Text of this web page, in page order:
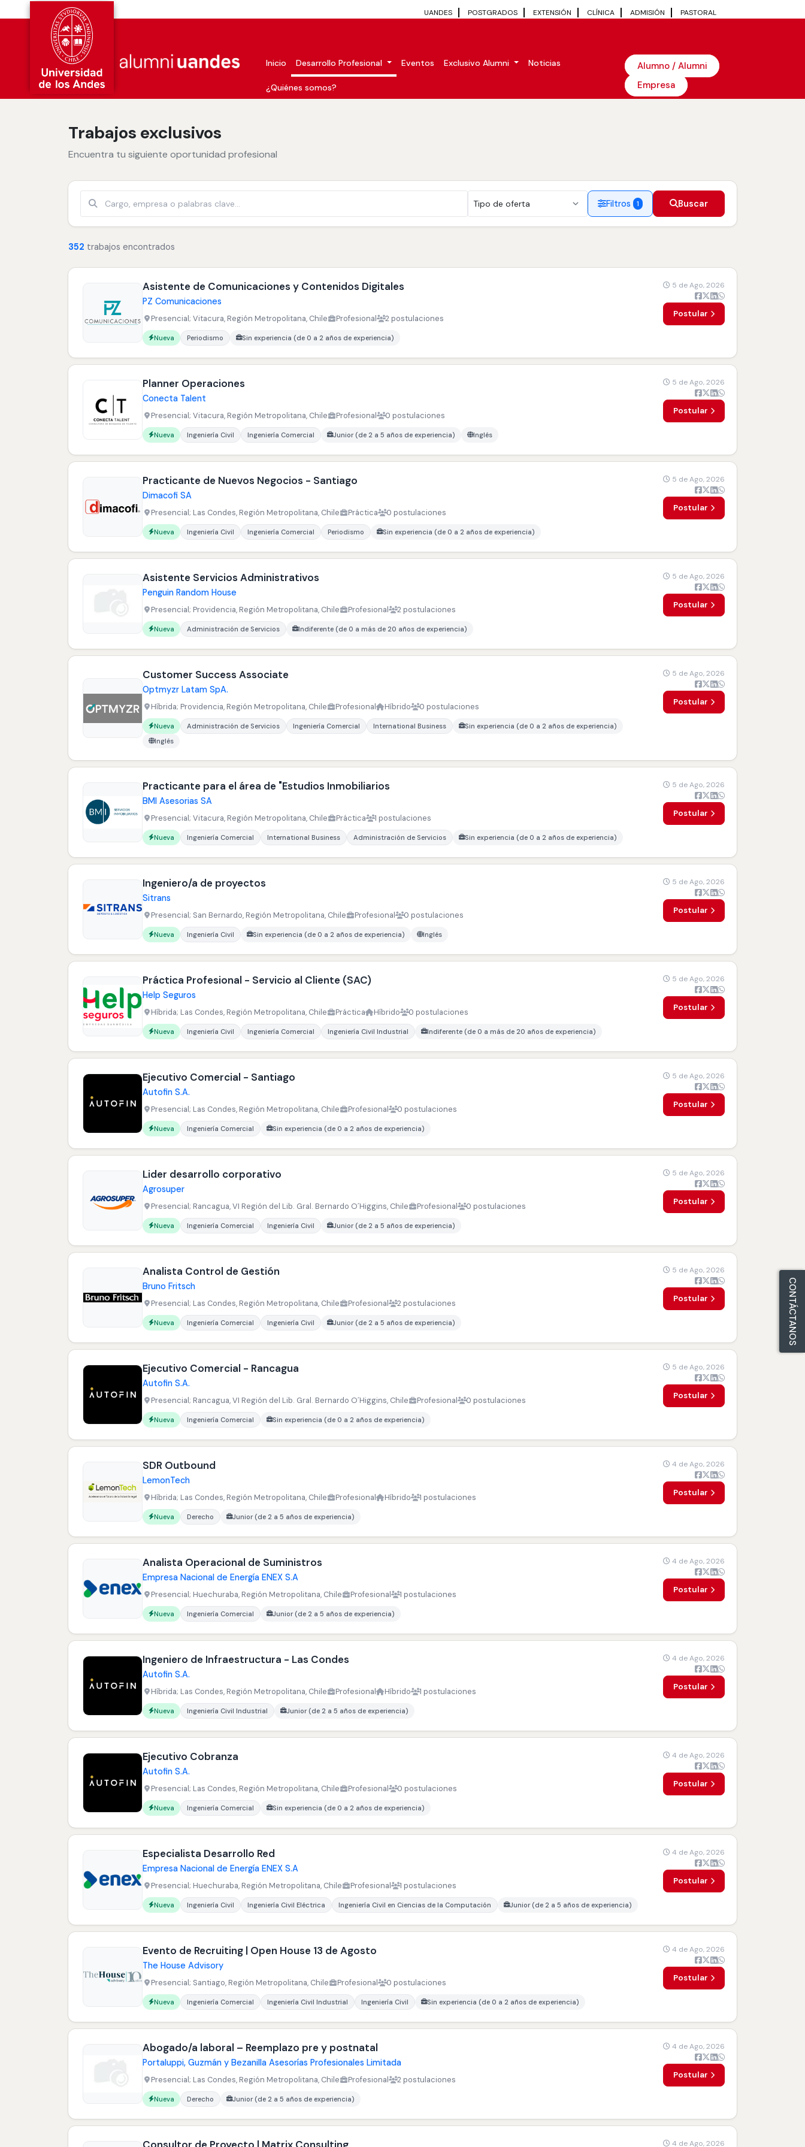
UANDES POSTGRADOS EXTENSIÓN CLÍNICA ADMISIÓN PASTORAL
Inicio Desarrollo Profesional Eventos Exclusivo Alumni Noticias
¿Quiénes somos?
Alumno / Alumni
Empresa
Trabajos exclusivos
Encuentra tu siguiente oportunidad profesional
Filtros 1 Buscar
Buscar
352 trabajos encontrados
Asistente de Comunicaciones y Contenidos Digitales
PZ Comunicaciones
Presencial; Vitacura, Región Metropolitana, Chile Profesional 2 postulaciones
Nueva
Carreras buscadas:
Periodismo Sin experiencia (de 0 a 2 años de experiencia)
5 de Ago, 2026
Postular
Planner Operaciones
Conecta Talent
Presencial; Vitacura, Región Metropolitana, Chile Profesional 0 postulaciones
Nueva
Carreras buscadas:
Ingeniería Civil Ingeniería Comercial Junior (de 2 a 5 años de experiencia)
Idiomas buscados: Inglés
5 de Ago, 2026
Postular
Practicante de Nuevos Negocios - Santiago
Dimacofi SA
Presencial; Las Condes, Región Metropolitana, Chile Práctica 0 postulaciones
Nueva
Carreras buscadas:
Ingeniería Civil Ingeniería Comercial Periodismo Sin experiencia (de 0 a 2 años de experiencia)
5 de Ago, 2026
Postular
Asistente Servicios Administrativos
Penguin Random House
Presencial; Providencia, Región Metropolitana, Chile Profesional 2 postulaciones
Nueva
Carreras buscadas:Administración de Servicios Indiferente (de 0 a más de 20 años de experiencia)
5 de Ago, 2026
Postular
Customer Success Associate
Optmyzr Latam SpA.
Híbrida; Providencia, Región Metropolitana, Chile Profesional Híbrido 0 postulaciones
Nueva
Carreras buscadas:Administración de Servicios Ingeniería Comercial International Business Sin experiencia (de 0 a 2 años de experiencia)
Idiomas buscados:
Inglés
5 de Ago, 2026
Postular
Practicante para el área de "Estudios Inmobiliarios
BMI Asesorias SA
Presencial; Vitacura, Región Metropolitana, Chile Práctica 1 postulaciones
Nueva
Carreras buscadas:Ingeniería Comercial International Business Administración de Servicios Sin experiencia (de 0 a 2 años de experiencia)
5 de Ago, 2026
Postular
Ingeniero/a de proyectos
Sitrans
Presencial; San Bernardo, Región Metropolitana, Chile Profesional 0 postulaciones
Nueva
Carreras buscadas:
Ingeniería Civil Sin experiencia (de 0 a 2 años de experiencia)
Idiomas buscados: Inglés
5 de Ago, 2026
Postular
Práctica Profesional - Servicio al Cliente (SAC)
Help Seguros
Híbrida; Las Condes, Región Metropolitana, Chile Práctica Híbrido 0 postulaciones
Nueva
Carreras buscadas:
Ingeniería Civil Ingeniería Comercial Ingeniería Civil Industrial Indiferente (de 0 a más de 20 años de experiencia)
5 de Ago, 2026
Postular
Ejecutivo Comercial - Santiago
Autofin S.A.
Presencial; Las Condes, Región Metropolitana, Chile Profesional 0 postulaciones
Nueva
Carreras buscadas:Ingeniería Comercial Sin experiencia (de 0 a 2 años de experiencia)
5 de Ago, 2026
Postular
Lider desarrollo corporativo
Agrosuper
Presencial; Rancagua, VI Región del Lib. Gral. Bernardo O´Higgins, Chile Profesional 0 postulaciones
Nueva
Carreras buscadas:Ingeniería Comercial Ingeniería Civil Junior (de 2 a 5 años de experiencia)
5 de Ago, 2026
Postular
Analista Control de Gestión
Bruno Fritsch
Presencial; Las Condes, Región Metropolitana, Chile Profesional 2 postulaciones
Nueva
Carreras buscadas:Ingeniería Comercial Ingeniería Civil Junior (de 2 a 5 años de experiencia)
5 de Ago, 2026
Postular
Ejecutivo Comercial - Rancagua
Autofin S.A.
Presencial; Rancagua, VI Región del Lib. Gral. Bernardo O´Higgins, Chile Profesional 0 postulaciones
Nueva
Carreras buscadas:Ingeniería Comercial Sin experiencia (de 0 a 2 años de experiencia)
5 de Ago, 2026
Postular
SDR Outbound
LemonTech
Híbrida; Las Condes, Región Metropolitana, Chile Profesional Híbrido 1 postulaciones
Nueva
Carreras buscadas:
Derecho Junior (de 2 a 5 años de experiencia)
4 de Ago, 2026
Postular
Analista Operacional de Suministros
Empresa Nacional de Energía ENEX S.A
Presencial; Huechuraba, Región Metropolitana, Chile Profesional 1 postulaciones
Nueva
Carreras buscadas:Ingeniería Comercial Junior (de 2 a 5 años de experiencia)
4 de Ago, 2026
Postular
Ingeniero de Infraestructura - Las Condes
Autofin S.A.
Híbrida; Las Condes, Región Metropolitana, Chile Profesional Híbrido 1 postulaciones
Nueva
Carreras buscadas:Ingeniería Civil Industrial Junior (de 2 a 5 años de experiencia)
4 de Ago, 2026
Postular
Ejecutivo Cobranza
Autofin S.A.
Presencial; Las Condes, Región Metropolitana, Chile Profesional 0 postulaciones
Nueva
Carreras buscadas:Ingeniería Comercial Sin experiencia (de 0 a 2 años de experiencia)
4 de Ago, 2026
Postular
Especialista Desarrollo Red
Empresa Nacional de Energía ENEX S.A
Presencial; Huechuraba, Región Metropolitana, Chile Profesional 1 postulaciones
Nueva
Carreras buscadas:
Ingeniería Civil Ingeniería Civil Eléctrica Ingeniería Civil en Ciencias de la Computación Junior (de 2 a 5 años de experiencia)
4 de Ago, 2026
Postular
Evento de Recruiting | Open House 13 de Agosto
The House Advisory
Presencial; Santiago, Región Metropolitana, Chile Profesional 0 postulaciones
Nueva
Carreras buscadas:Ingeniería Comercial Ingeniería Civil Industrial Ingeniería Civil Sin experiencia (de 0 a 2 años de experiencia)
4 de Ago, 2026
Postular
Abogado/a laboral – Reemplazo pre y postnatal
Portaluppi, Guzmán y Bezanilla Asesorías Profesionales Limitada
Presencial; Las Condes, Región Metropolitana, Chile Profesional 2 postulaciones
Nueva
Carreras buscadas:
Derecho Junior (de 2 a 5 años de experiencia)
4 de Ago, 2026
Postular
4 de Ago, 2026
CONTÁCTANOS
Comuna